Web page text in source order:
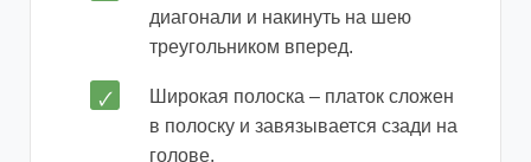
диагонали и накинуть на шею
треугольником вперед.
Широкая полоска – платок сложен
в полоску и завязывается сзади на
голове.